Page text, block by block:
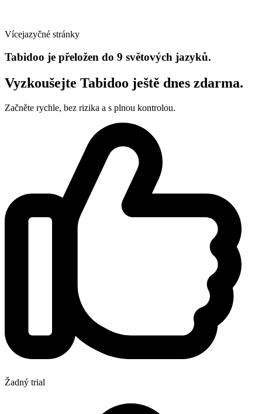
Vícejazyčné stránky
Tabidoo je přeložen do 9 světových jazyků.
Vyzkoušejte Tabidoo ještě dnes zdarma.
Začněte rychle, bez rizika a s plnou kontrolou.
Žadný trial